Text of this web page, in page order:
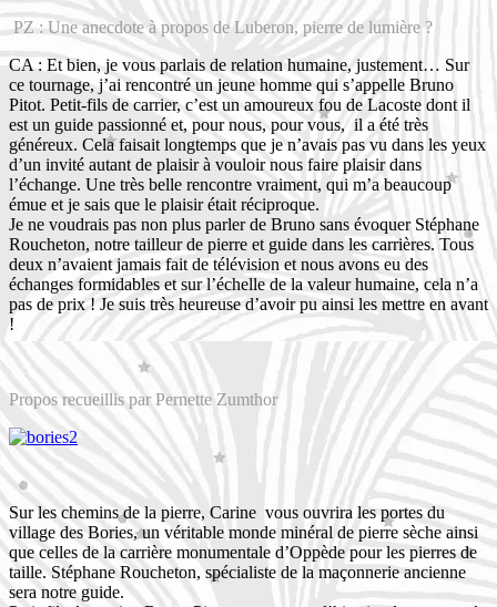
PZ : Une anecdote à propos de Luberon, pierre de lumière ?
CA : Et bien, je vous parlais de relation humaine, justement… Sur
ce tournage, j’ai rencontré un jeune homme qui s’appelle Bruno
Pitot. Petit-fils de carrier, c’est un amoureux fou de Lacoste dont il
est un guide passionné et, pour nous, pour vous, il a été très
généreux. Cela faisait longtemps que je n’avais pas vu dans les yeux
d’un invité autant de plaisir à vouloir nous faire plaisir dans
l’échange. Une très belle rencontre vraiment, qui m’a beaucoup
émue et je sais que le plaisir était réciproque.
Je ne voudrais pas non plus parler de Bruno sans évoquer Stéphane
Roucheton, notre tailleur de pierre et guide dans les carrières. Tous
deux n’avaient jamais fait de télévision et nous avons eu des
échanges formidables et sur l’échelle de la valeur humaine, cela n’a
pas de prix ! Je suis très heureuse d’avoir pu ainsi les mettre en avant
!
Propos recueillis par Pernette Zumthor
Sur les chemins de la pierre, Carine vous ouvrira les portes du
village des Bories, un véritable monde minéral de pierre sèche ainsi
que celles de la carrière monumentale d’Oppède pour les pierres de
taille. Stéphane Roucheton, spécialiste de la maçonnerie ancienne
sera notre guide.